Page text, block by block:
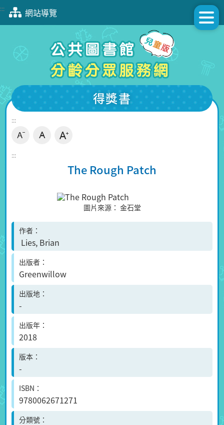
跳
塊
::: 網站導覽
得獎書
:::
:::
The Rough Patch
圖片來源： 金石堂
作者
Lies, Brian
出版者
Greenwillow
出版地
-
出版年
2018
版本
-
ISBN
9780062671271
分類號